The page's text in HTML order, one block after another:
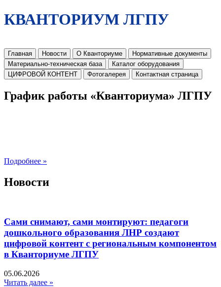
КВАНТОРИУМ ЛГПУ
Главная Новости О Кванториуме
Нормативные документы
Материально-техническая база
Каталог оборудования
ЦИФРОВОЙ КОНТЕНТ
Фотогалерея Контактная страница
График работы «Кванториума» ЛГПУ
Подробнее »
Новости
Сами снимают, сами монтируют: педагоги
дошкольного образования ЛНР создают
цифровой контент с региональным компонентом
в Кванториуме ЛГПУ​
05.06.2026
Читать далее »